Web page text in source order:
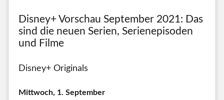
Disney+ Vorschau September 2021: Das
sind die neuen Serien, Serienepisoden
und Filme
Disney+ Originals
Mittwoch, 1. September